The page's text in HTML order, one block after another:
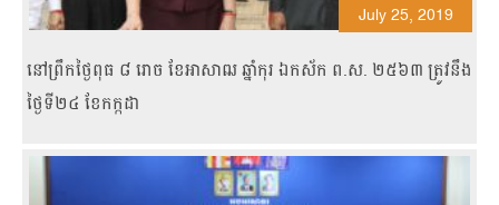
July 25, 2019
នៅព្រឹកថ្ងៃពុធ ៨ រោច ខែអាសាឍ ឆ្នាំកុរ ឯកស័ក ព.ស. ២៥៦៣ ត្រូវនឹង
ថ្ងៃទី២៤ ខែកក្កដា